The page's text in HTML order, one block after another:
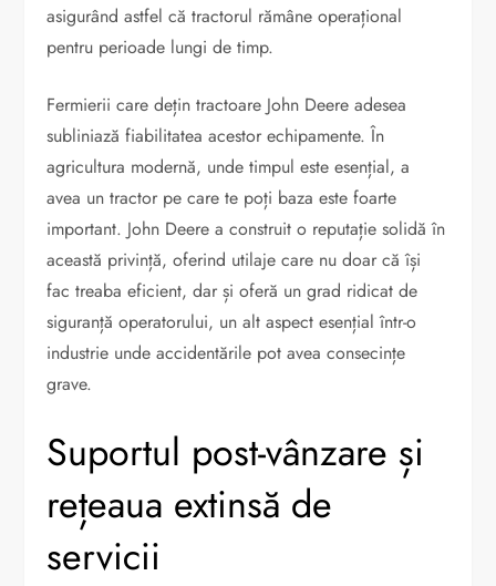
asigurând astfel că tractorul rămâne operațional
pentru perioade lungi de timp.
Fermierii care dețin tractoare John Deere adesea
subliniază fiabilitatea acestor echipamente. În
agricultura modernă, unde timpul este esențial, a
avea un tractor pe care te poți baza este foarte
important. John Deere a construit o reputație solidă în
această privință, oferind utilaje care nu doar că își
fac treaba eficient, dar și oferă un grad ridicat de
siguranță operatorului, un alt aspect esențial într-o
industrie unde accidentările pot avea consecințe
grave.
Suportul post-vânzare și
rețeaua extinsă de
servicii